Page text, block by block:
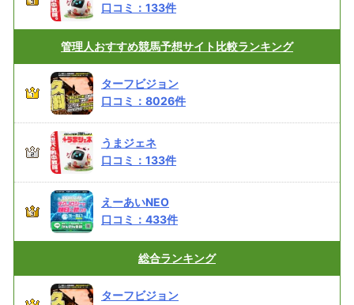
口コミ： 133件
管理人おすすめ競馬予想サイト比較ランキング
ターフビジョン
口コミ： 8026件
うまジェネ
口コミ： 133件
えーあいNEO
口コミ： 433件
総合ランキング
ターフビジョン